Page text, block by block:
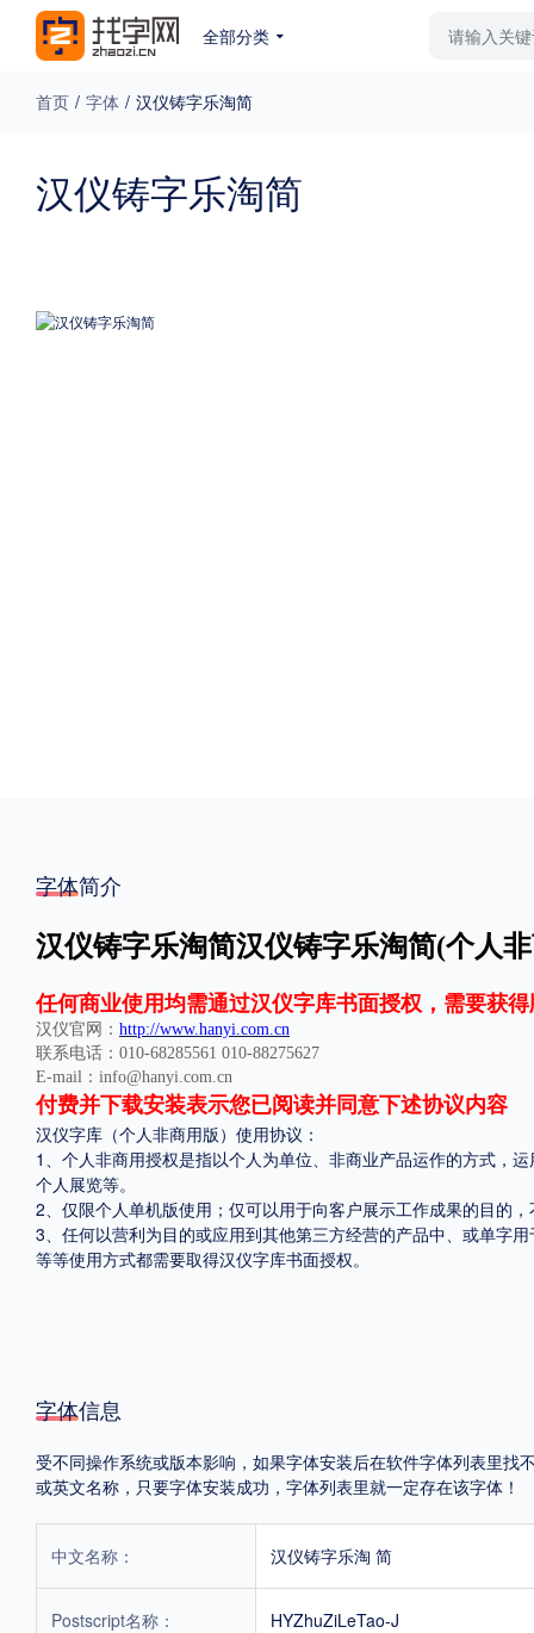
全部分类
免费下载 收费下载 更多
POP字体下载
首页 / 字体 / 汉仪铸字乐淘简
汉仪铸字乐淘简
字体简介
汉仪铸字乐淘简汉仪铸字乐淘简(个人
任何商业使用均需通过汉仪字库书面授权，需要获
汉仪官网： http://www.hanyi.com.cn
联系电话：010-68285561 010-88275627
E-mail：info@hanyi.com.cn
付费并下载安装表示您已阅读并同意下述协议内容
汉仪字库（个人非商用版）使用协议：
1、个人非商用授权是指以个人为单位、非商业产品运作的方式，
个人展览等。
2、仅限个人单机版使用；仅可以用于向客户展示工作成果的目的
3、任何以营利为目的或应用到其他第三方经营的产品中、或单字
等等使用方式都需要取得汉仪字库书面授权。
字体信息
受不同操作系统或版本影响，如果字体安装后在软件字体列表里
或英文名称，只要字体安装成功，字体列表里就一定存在该字体！
中文名称： 汉仪铸字乐淘 简
Postscript名称： HYZhuZiLeTao-J